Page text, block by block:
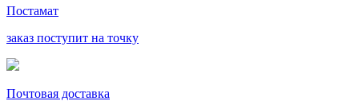
Постамат
заказ поступит на точку
Почтовая доставка